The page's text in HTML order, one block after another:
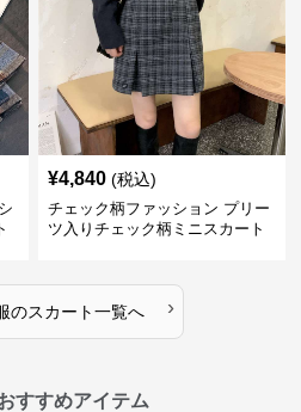
¥4,840 (税込)
チェック柄ファッション プリー
ツ入りチェック柄ミニスカート
のスカート一覧へ ›
すすめアイテム